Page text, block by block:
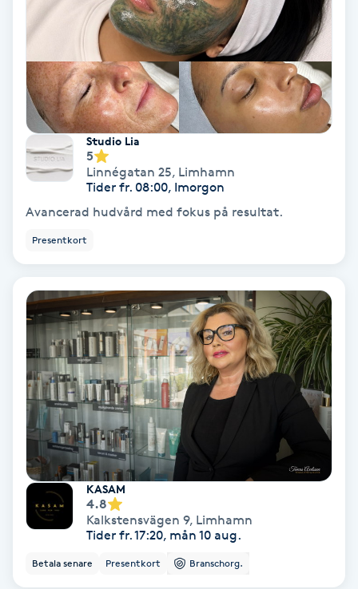
Hudföryngring
Huduppstramning
Hudvård
Hyaluronsyra
Hypnos
Hårborttagning
Hårbottenbehandling
Hårförlängning
Hårvård
Hälsa
Hälsprickor
Studio Lia
5
Linnégatan 25, Limhamn
Tider fr. 08:00, Imorgon
Avancerad hudvård med fokus på resultat.
Presentkort
KASAM
4.8
Kalkstensvägen 9, Limhamn
Tider fr. 17:20, mån 10 aug.
Betala senare Presentkort Branschorg.